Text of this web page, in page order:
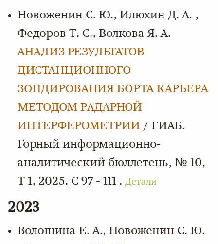
Новоженин С. Ю., Илюхин Д. А. ,
Федоров Т. С., Волкова Я. А.
АНАЛИЗ РЕЗУЛЬТАТОВ
ДИСТАНЦИОННОГО
ЗОНДИРОВАНИЯ БОРТА КАРЬЕРА
МЕТОДОМ РАДАРНОЙ
ИНТЕРФЕРОМЕТРИИ / ГИАБ.
Горный информационно-
аналитический бюллетень, № 10,
Т 1, 2025. С 97 - 111 . Детали
2023
Волошина Е. А., Новоженин С. Ю.